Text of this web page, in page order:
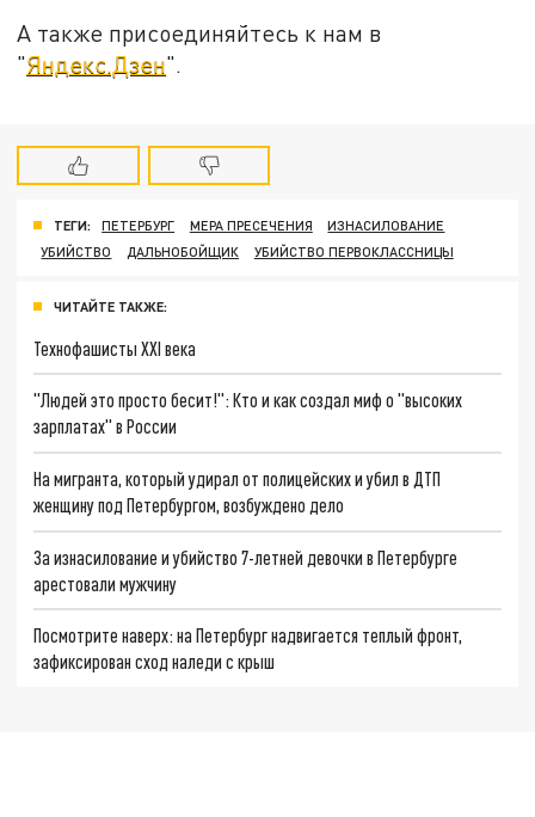
А также присоединяйтесь к нам в
"Яндекс.Дзен".
ТЕГИ: ПЕТЕРБУРГ МЕРА ПРЕСЕЧЕНИЯ
ИЗНАСИЛОВАНИЕ
УБИЙСТВО
ДАЛЬНОБОЙЩИК УБИЙСТВО ПЕРВОКЛАССНИЦЫ
ЧИТАЙТЕ ТАКЖЕ:
Технофашисты XXI века
"Людей это просто бесит!": Кто и как создал миф о "высоких
зарплатах" в России
На мигранта, который удирал от полицейских и убил в ДТП
женщину под Петербургом, возбуждено дело
За изнасилование и убийство 7-летней девочки в Петербурге
арестовали мужчину
Посмотрите наверх: на Петербург надвигается теплый фронт,
зафиксирован сход наледи с крыш